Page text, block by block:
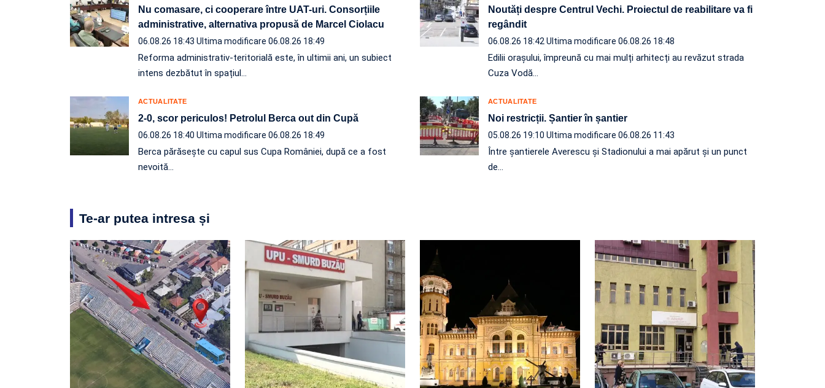
Nu comasare, ci cooperare între UAT-uri. Consorțiile
administrative, alternativa propusă de Marcel Ciolacu
06.08.26 18:43 Ultima modificare 06.08.26 18:49
Reforma administrativ-teritorială este, în ultimii ani, un subiect
intens dezbătut în spațiul…
Noutăți despre Centrul Vechi. Proiectul de reabilitare va fi
regândit
06.08.26 18:42 Ultima modificare 06.08.26 18:48
Edilii orașului, împreună cu mai mulți arhitecți au revăzut strada
Cuza Vodă…
ACTUALITATE
2-0, scor periculos! Petrolul Berca out din Cupă
06.08.26 18:40 Ultima modificare 06.08.26 18:49
Berca părăsește cu capul sus Cupa României, după ce a fost
nevoită…
ACTUALITATE
Noi restricții. Șantier în șantier
05.08.26 19:10 Ultima modificare 06.08.26 11:43
Între șantierele Averescu și Stadionului a mai apărut și un punct
de…
Te-ar putea intresa și